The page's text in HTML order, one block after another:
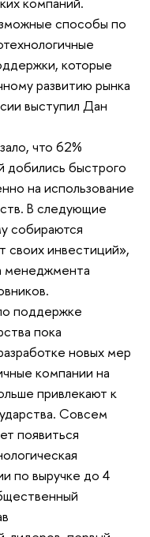
способы по
которые
развитию рынка
выступил Дан
что 62%
добились быстрого
на использование
В следующие
собираются
своих инвестиций»,
менеджмента
поддержке
пока
новых мер
компании на
привлекают к
Совсем
появиться
по выручке до 4